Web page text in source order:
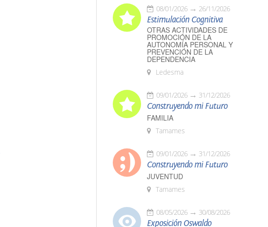
08/01/2026 26/11/2026
Estimulación Cognitiva
OTRAS ACTIVIDADES DE
PROMOCIÓN DE LA
AUTONOMÍA PERSONAL Y
PREVENCIÓN DE LA
DEPENDENCIA
Ledesma
09/01/2026 31/12/2026
Construyendo mi Futuro
FAMILIA
Tamames
09/01/2026 31/12/2026
Construyendo mi Futuro
JUVENTUD
Tamames
08/05/2026 30/08/2026
Exposición Oswaldo